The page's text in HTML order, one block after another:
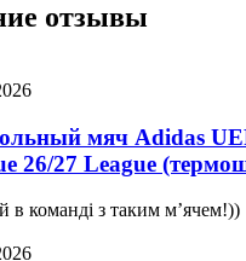
отзывы
мяч Adidas
26/27 League
в команді з таким мʼячем!))